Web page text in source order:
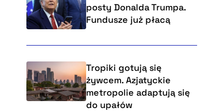
posty Donalda Trumpa.
Fundusze już płacą
Tropiki gotują się
żywcem. Azjatyckie
metropolie adaptują się
do upałów